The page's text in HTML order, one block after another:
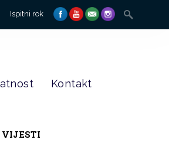
Ispitni rok
Search
for:
Kontakt